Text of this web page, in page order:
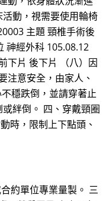
動，視需要使用輪椅
主題 頸椎手術後
神經外科 105.08.12
下片 後下片 （八）因
注意安全，由家人、
穩跌倒，並請穿著止
絆倒。 四、穿戴頸圈
時，限制上下點頭、
約單位專業量製。 三